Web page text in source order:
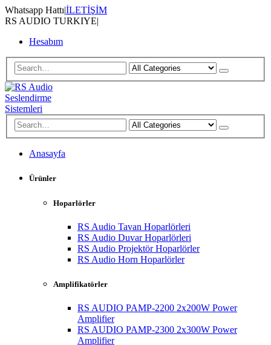
Whatsapp Hattı|İLETİŞİM
RS AUDIO TURKIYE|
Hesabım
Anasayfa
Ürünler
Hoparlörler
RS Audio Tavan Hoparlörleri
RS Audio Duvar Hoparlörleri
RS Audio Projektör Hoparlörler
RS Audio Horn Hoparlörler
Amplifikatörler
RS AUDIO PAMP-2200 2x200W Power
Amplifier
RS AUDIO PAMP-2300 2x300W Power
Amplifier